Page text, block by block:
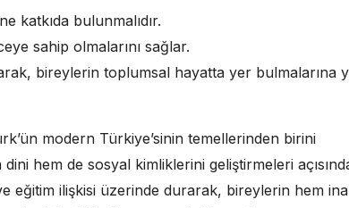
katkıda bulunmalıdır.
sahip olmalarını sağlar.
bireylerin toplumsal hayatta yer bulmalarına
modern Türkiye’sinin temellerinden birini
hem de sosyal kimliklerini geliştirmeleri
eğitim ilişkisi üzerinde durarak, bireylerin hem